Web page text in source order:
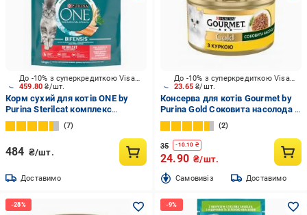
459.80₴/шт.
До -10% з суперкредиткою Visa Вигода
Корм сухий для котів ONE by
Purina Sterilcat комплекс
Bifensis з лососем 1,5 кг
7
484 ₴/шт.
Доставимо
23.65₴/шт.
До -10% з суперкредиткою Visa Вигода
Консерва для котів Gourmet by
Purina Gold Соковита насолода з
куркою 85 г
2
35 -10.10 ₴
24.90 ₴/шт.
Cамовивіз Доставимо